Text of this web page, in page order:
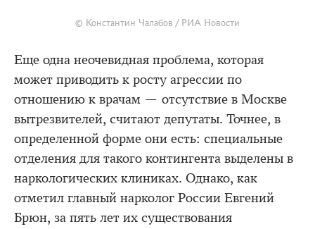
© Константин Чалабов / РИА Новости
Еще одна неочевидная проблема, которая
может приводить к росту агрессии по
отношению к врачам — отсутствие в Москве
вытрезвителей, считают депутаты. Точнее, в
определенной форме они есть: специальные
отделения для такого контингента выделены в
наркологических клиниках. Однако, как
отметил главный нарколог России Евгений
Брюн, за пять лет их существования